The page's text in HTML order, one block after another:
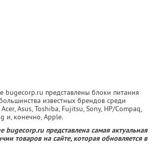
bugecorp.ru представлены блоки питания
известных брендов среди
Asus, Toshiba, Fujitsu, Sony, HP/Compaq,
и, конечно, Apple.
bugecorp.ru представлена самая актуальная
товаров на сайте, которая обновляется в